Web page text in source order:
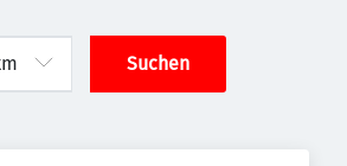
Suchen